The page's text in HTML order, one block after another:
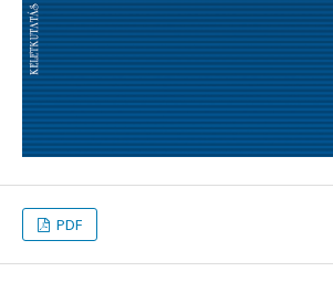
PDF